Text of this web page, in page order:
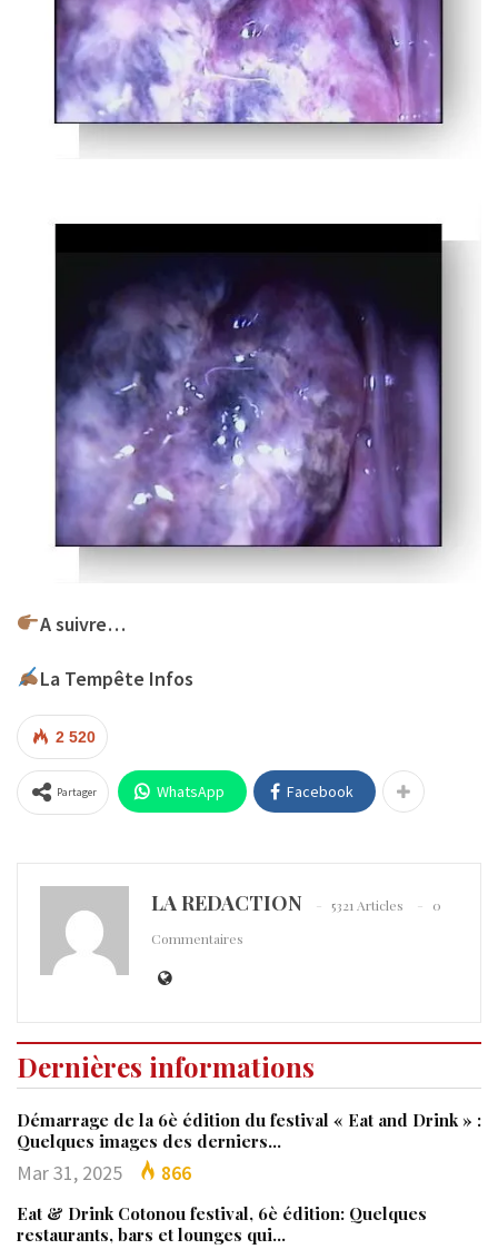
A suivre…
La Tempête Infos
2 520
Partager WhatsApp Facebook
LA REDACTION 5321 Articles
0
Commentaires
Dernières informations
Démarrage de la 6è édition du festival « Eat and Drink » :
Quelques images des derniers…
Mar 31, 2025 866
Eat & Drink Cotonou festival, 6è édition: Quelques
restaurants, bars et lounges qui…